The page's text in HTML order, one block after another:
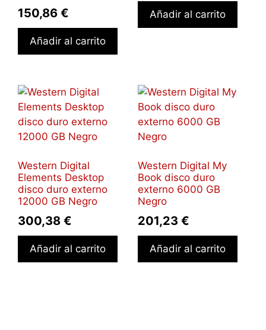
150,86 €
Añadir al carrito
Añadir al carrito
Western Digital
Elements Desktop
disco duro externo
12000 GB Negro
300,38 €
Añadir al carrito
Western Digital My
Book disco duro
externo 6000 GB
Negro
201,23 €
Añadir al carrito